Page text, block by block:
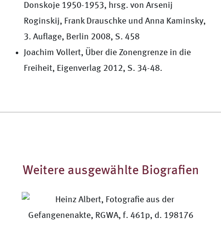
Donskoje 1950-1953, hrsg. von Arsenij
Roginskij, Frank Drauschke und Anna Kaminsky,
3. Auflage, Berlin 2008, S. 458
Joachim Vollert, Über die Zonengrenze in die
Freiheit, Eigenverlag 2012, S. 34-48.
Weitere ausgewählte Biografien